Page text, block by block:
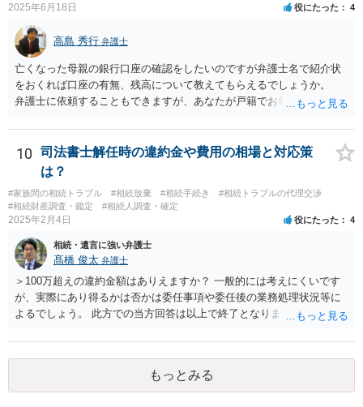
2025年6月18日 役にたった 4
高島 秀行 弁護士
亡くなった母親の銀行口座の確認をしたいのですが弁護士名で紹介状
をおくれば口座の有無、残高について教えてもらえるでしょうか。
弁護士に依頼することもできますが、あなたが戸籍でお母さんの相続
高は教えてくれると思います。 自分ではよくわからないということ
であれば、弁護士に相談し依頼されたら良いと思います。
10
司法書士解任時の違約金や費用の相場と対応策
は？
#家族間の相続トラブル #相続放棄 #相続手続き
#相続トラブルの代理交渉
#相続財産調査・鑑定
#相続人調査・確定
2025年2月4日 役にたった 4
相続・遺言に強い弁護士
髙橋 俊太 弁護士
＞100万超えの違約金額はありえますか？ 一般的には考えにくいです
が、実際にあり得るかは否かは委任事項や委任後の業務処理状況等に
よるでしょう。 此方での当方回答は以上で終了となりますが、参考に
もっとみる